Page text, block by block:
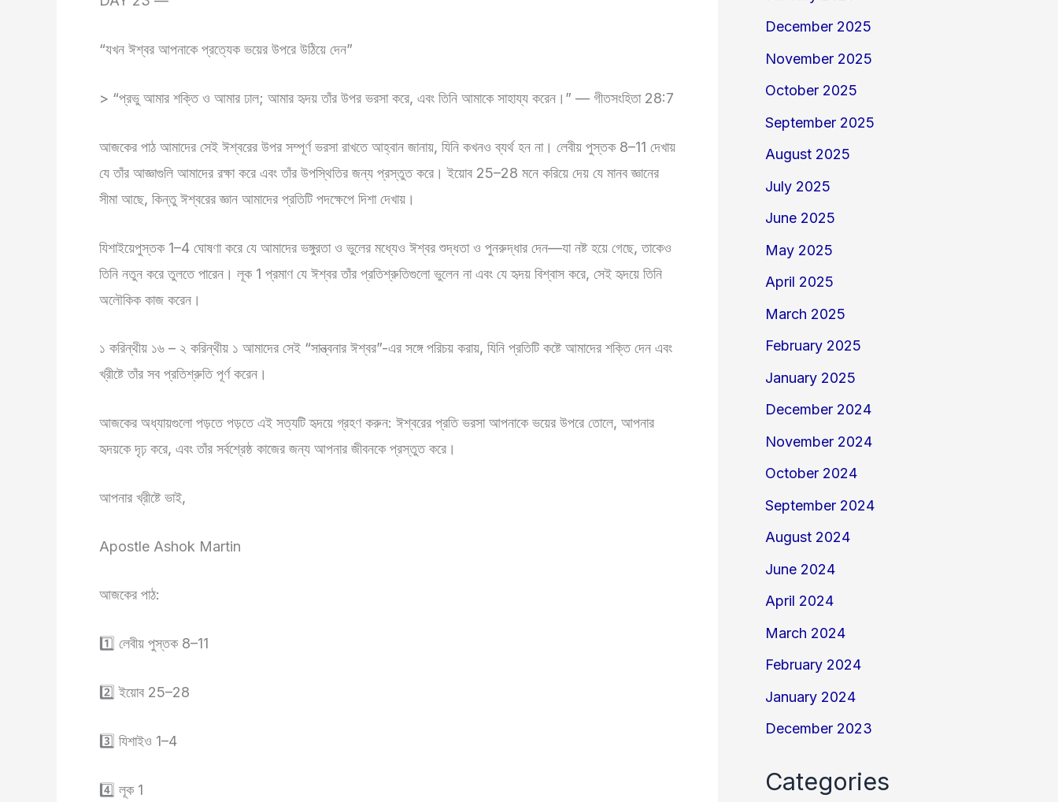
“যখন ঈশ্বর আপনাকে প্রত্যেক ভয়ের উপরে উঠিয়ে দেন”
> “প্রভু আমার শক্তি ও আমার ঢাল; আমার হৃদয় তাঁর উপর ভরসা করে, এবং তিনি আমাকে সাহায্য করেন।” — গীতসংহিতা 28:7
আজকের পাঠ আমাদের সেই ঈশ্বরের উপর সম্পূর্ণ ভরসা রাখতে আহ্বান জানায়, যিনি কখনও ব্যর্থ হন না। লেবীয় পুস্তক 8–11 দেখায়
যে তাঁর আজ্ঞাগুলি আমাদের রক্ষা করে এবং তাঁর উপস্থিতির জন্য প্রস্তুত করে। ইয়োব 25–28 মনে করিয়ে দেয় যে মানব জ্ঞানের
সীমা আছে, কিন্তু ঈশ্বরের জ্ঞান আমাদের প্রতিটি পদক্ষেপে দিশা দেখায়।
যিশাইয়েপুস্তক 1–4 ঘোষণা করে যে আমাদের ভঙ্গুরতা ও ভুলের মধ্যেও ঈশ্বর শুদ্ধতা ও পুনরুদ্ধার দেন—যা নষ্ট হয়ে গেছে, তাকেও
তিনি নতুন করে তুলতে পারেন। লূক 1 প্রমাণ যে ঈশ্বর তাঁর প্রতিশ্রুতিগুলো ভুলেন না এবং যে হৃদয় বিশ্বাস করে, সেই হৃদয়ে তিনি
অলৌকিক কাজ করেন।
১ করিন্থীয় ১৬ – ২ করিন্থীয় ১ আমাদের সেই “সান্ত্বনার ঈশ্বর”-এর সঙ্গে পরিচয় করায়, যিনি প্রতিটি কষ্টে আমাদের শক্তি দেন এবং
খ্রীষ্টে তাঁর সব প্রতিশ্রুতি পূর্ণ করেন।
আজকের অধ্যায়গুলো পড়তে পড়তে এই সত্যটি হৃদয়ে গ্রহণ করুন: ঈশ্বরের প্রতি ভরসা আপনাকে ভয়ের উপরে তোলে, আপনার
হৃদয়কে দৃঢ় করে, এবং তাঁর সর্বশ্রেষ্ঠ কাজের জন্য আপনার জীবনকে প্রস্তুত করে।
আপনার খ্রীষ্টে ভাই,
Apostle Ashok Martin
আজকের পাঠ:
1️⃣ লেবীয় পুস্তক 8–11
2️⃣ ইয়োব 25–28
3️⃣ যিশাইও 1–4
4️⃣ লূক 1
December 2025
November 2025
October 2025
September 2025
August 2025
July 2025
June 2025
May 2025
April 2025
March 2025
February 2025
January 2025
December 2024
November 2024
October 2024
September 2024
August 2024
June 2024
April 2024
March 2024
February 2024
January 2024
December 2023
Categories